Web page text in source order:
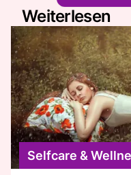
Weiterlesen
Selfcare &